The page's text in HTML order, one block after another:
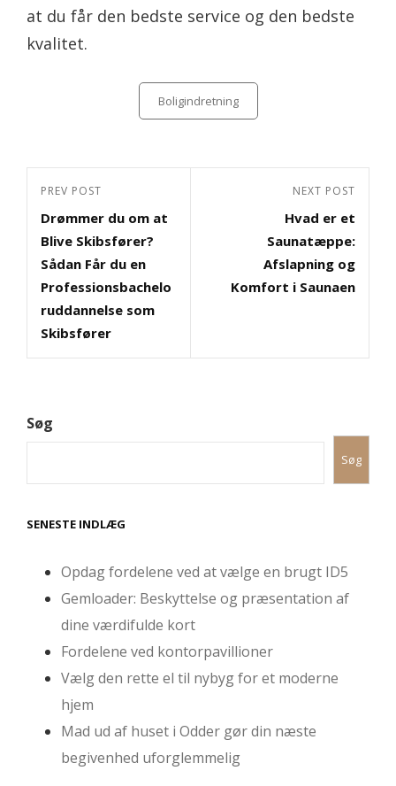
at du får den bedste service og den bedste
kvalitet.
Categories
Boligindretning
Indlægsnavigation
Previous
Post
PREV POST
Drømmer du om at
Blive Skibsfører?
Sådan Får du en
Professionsbachelo
ruddannelse som
Skibsfører
NEXT POST
Hvad er et
Saunatæppe:
Afslapning og
Komfort i Saunaen
Søg
Søg
SENESTE INDLÆG
Opdag fordelene ved at vælge en brugt ID5
Gemloader: Beskyttelse og præsentation af
dine værdifulde kort
Fordelene ved kontorpavillioner
Vælg den rette el til nybyg for et moderne
hjem
Mad ud af huset i Odder gør din næste
begivenhed uforglemmelig